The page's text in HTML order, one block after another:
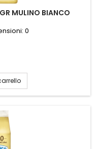
MULINO BIANCO
0